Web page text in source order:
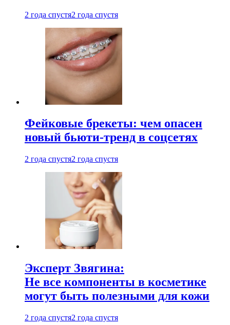
2 года спустя2 года спустя
Фейковые брекеты: чем опасен
новый бьюти-тренд в соцсетях
2 года спустя2 года спустя
Эксперт Звягина:
Не все компоненты в косметике
могут быть полезными для кожи
2 года спустя2 года спустя